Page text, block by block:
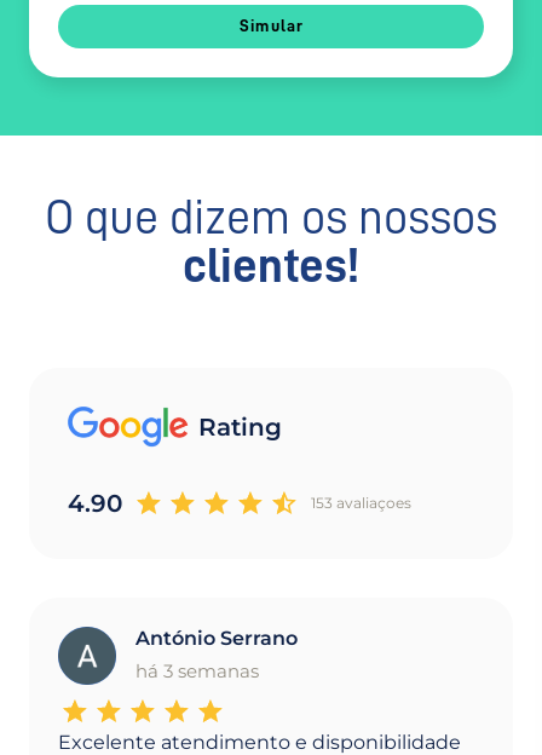
Simular
O que dizem os nossos
clientes!
Rating
4.90 153 avaliaçoes
A
António Serrano
há 3 semanas
Excelente atendimento e disponibilidade